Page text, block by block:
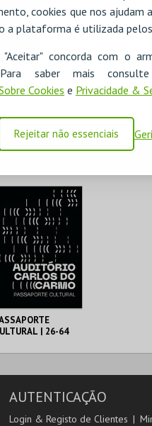
cookies que nos ajudam
a plataforma é utilizada
concorda com o
Para saber mais
Cookies e Privacidade &
Rejeitar não essenciais
| 26-64
DE
64 ANOS
AUTENTICAÇÃO
Login & Registo de Clientes